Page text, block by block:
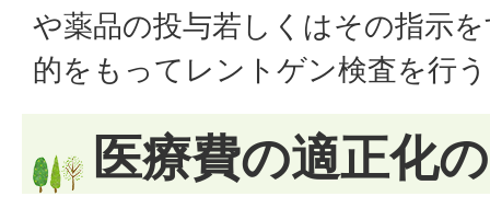
や薬品の投与若しくはその指示
的をもってレントゲン検査を行
医療費の適正化